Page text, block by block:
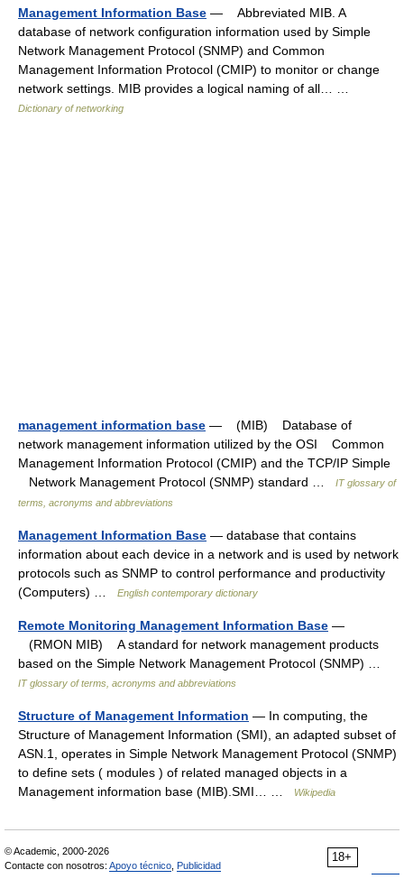
Management Information Base — Abbreviated MIB. A
database of network configuration information used by Simple
Network Management Protocol (SNMP) and Common
Management Information Protocol (CMIP) to monitor or change
network settings. MIB provides a logical naming of all… …
Dictionary of networking
management information base — (MIB) Database of
network management information utilized by the OSI Common
Management Information Protocol (CMIP) and the TCP/IP Simple
Network Management Protocol (SNMP) standard …
IT glossary of
terms, acronyms and abbreviations
Management Information Base — database that contains
information about each device in a network and is used by network
protocols such as SNMP to control performance and productivity
(Computers) …
English contemporary dictionary
Remote Monitoring Management Information Base —
(RMON MIB) A standard for network management products
based on the Simple Network Management Protocol (SNMP) …
IT glossary of terms, acronyms and abbreviations
Structure of Management Information — In computing, the
Structure of Management Information (SMI), an adapted subset of
ASN.1, operates in Simple Network Management Protocol (SNMP)
to define sets ( modules ) of related managed objects in a
Management information base (MIB).SMI… …
Wikipedia
18+
© Academic, 2000-2026
Contacte con nosotros: Apoyo técnico Publicidad